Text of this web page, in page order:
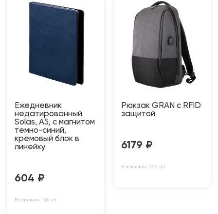
Ежедневник
недатированный
Solas, А5, с магнитом
темно-синий,
кремовый блок в
линейку
604 ₽
В наличии: 166 шт
Рюкзак GRAN c RFID
защитой
6179 ₽
В наличии: 2271 шт